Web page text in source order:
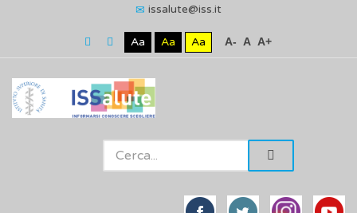
issalute@iss.it
Aa Aa Aa A- A A+